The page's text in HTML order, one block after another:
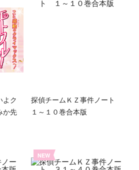
よク
か先
探偵チームＫＺ事件ノート
１～１０巻合本版
NEW